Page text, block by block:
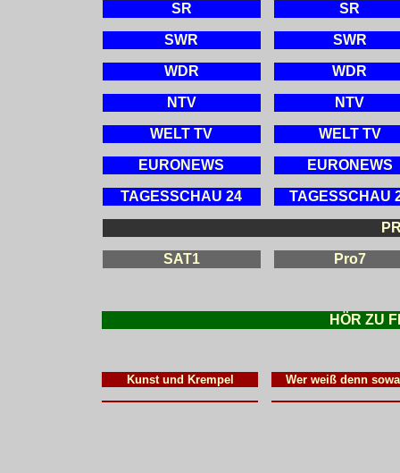
SR SR
SWR SWR
WDR WDR
NTV NTV
WELT TV WELT TV
EURONEWS EURONEWS
TAGESSCHAU 24 TAGESSCHAU
SAT1 Pro7
HÖR ZU
Kunst und Krempel Wer weiß denn